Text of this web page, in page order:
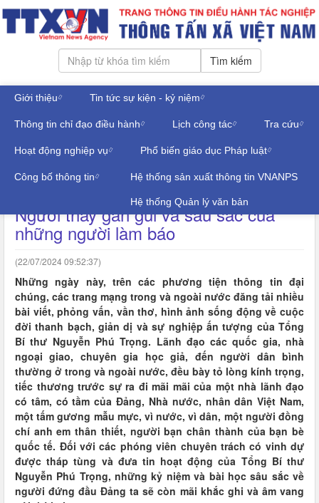
Tìm kiếm
Giới thiệu Tin tức sự kiện - kỷ niệm
Thông tin chỉ đạo điều hành Lịch công tác Tra cứu
Hoạt động nghiệp vụ Phổ biến giáo dục Pháp luật
Công bố thông tin Hệ thống sản xuất thông tin VNANPS
Hệ thống Quản lý văn bản
Thứ sáu, ngày 07/08/2026 Đăng nhập
TIN TRONG NGÀNH
Tổng Bí thư Nguyễn Phú Trọng -
Người thầy gần gũi và sâu sắc của
những người làm báo
(22/07/2024 09:52:37)
Những ngày này, trên các phương tiện thông tin đại
chúng, các trang mạng trong và ngoài nước đăng tải nhiều
bài viết, phỏng vấn, vần thơ, hình ảnh sống động về cuộc
đời thanh bạch, giản dị và sự nghiệp ấn tượng của Tổng
Bí thư Nguyễn Phú Trọng. Lãnh đạo các quốc gia, nhà
ngoại giao, chuyên gia học giả, đến người dân bình
thường ở trong và ngoài nước, đều bày tỏ lòng kính trọng,
tiếc thương trước sự ra đi mãi mãi của một nhà lãnh đạo
có tâm, có tầm của Đảng, Nhà nước, nhân dân Việt Nam,
một tấm gương mẫu mực, vì nước, vì dân, một người đồng
chí anh em thân thiết, người bạn chân thành của bạn bè
quốc tế. Đối với các phóng viên chuyên trách có vinh dự
được tháp tùng và đưa tin hoạt động của Tổng Bí thư
Nguyễn Phú Trọng, những kỷ niệm và bài học sâu sắc về
người đứng đầu Đảng ta sẽ còn mãi khắc ghi và âm vang